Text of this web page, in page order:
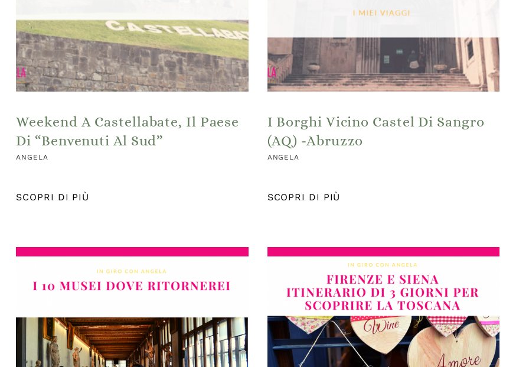
Weekend A Castellabate, Il Paese
Di “Benvenuti Al Sud”
ANGELA
SCOPRI DI PIÙ
I Borghi Vicino Castel Di Sangro
(AQ) -Abruzzo
ANGELA
SCOPRI DI PIÙ